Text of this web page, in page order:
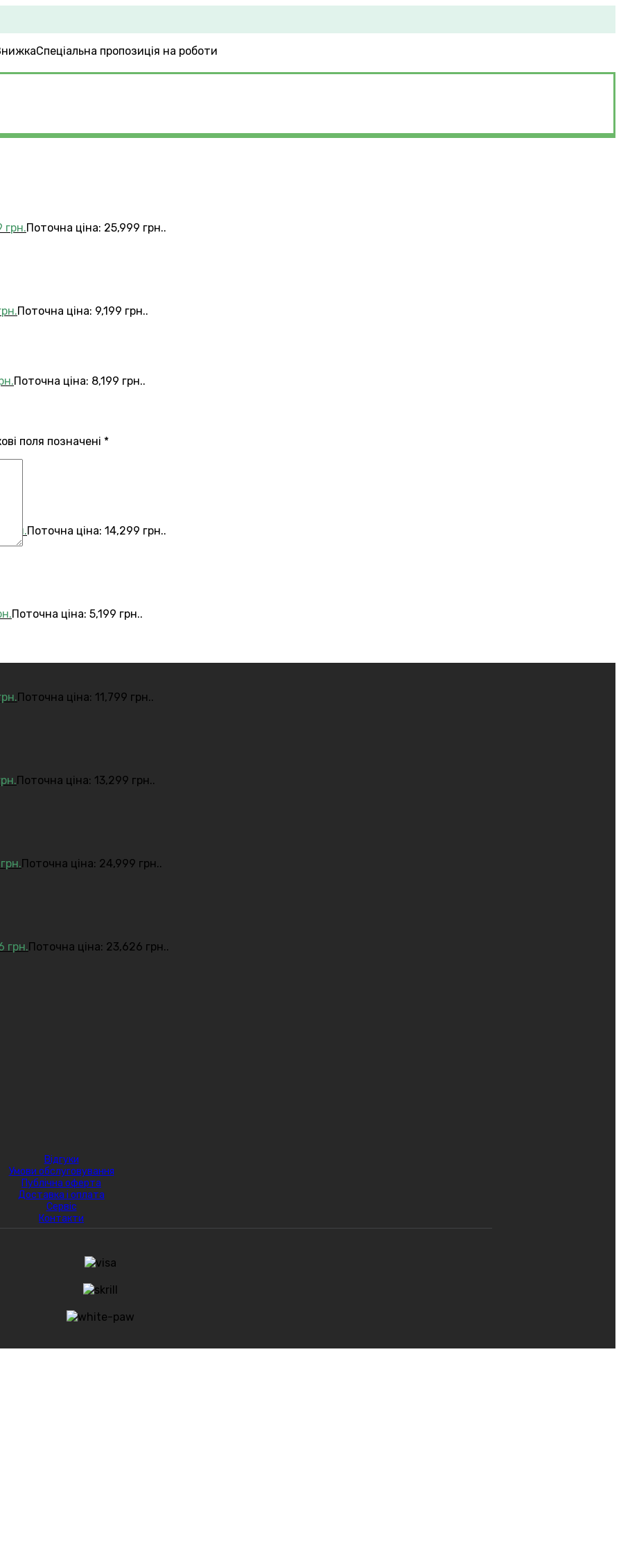
Спеціальна пропозиція на роботи
грн.Поточна ціна: 25,999 грн..
Поточна ціна: 9,199 грн..
Поточна ціна: 8,199 грн..
грн.Поточна ціна: 14,299 грн..
Поточна ціна: 5,199 грн..
Поточна ціна: 11,799 грн..
Поточна ціна: 13,299 грн..
грн. Поточна ціна: 24,999 грн..
грн.Поточна ціна: 23,626 грн..
поля позначені *
Відгуки
Умови обслуговування
Публічна оферта
Доставка і оплата
Сервіс
Контакти